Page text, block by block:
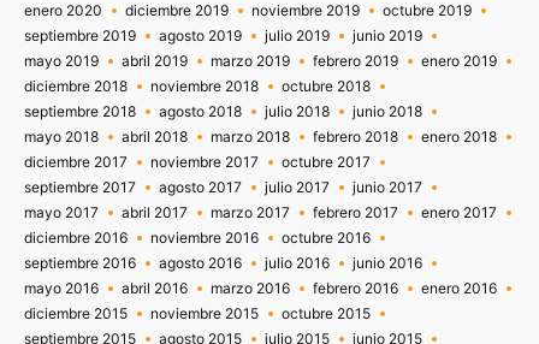
enero 2020
diciembre 2019 noviembre 2019
octubre 2019
septiembre 2019
agosto 2019 julio 2019
junio 2019
mayo 2019
abril 2019 marzo 2019 febrero 2019
enero 2019
diciembre 2018
noviembre 2018
octubre 2018
septiembre 2018
agosto 2018 julio 2018
junio 2018
mayo 2018
abril 2018 marzo 2018 febrero 2018
enero 2018
diciembre 2017
noviembre 2017
octubre 2017
septiembre 2017
agosto 2017 julio 2017
junio 2017
mayo 2017
abril 2017 marzo 2017 febrero 2017
enero 2017
diciembre 2016
noviembre 2016
octubre 2016
septiembre 2016
agosto 2016 julio 2016
junio 2016
mayo 2016
abril 2016 marzo 2016 febrero 2016
enero 2016
diciembre 2015
noviembre 2015
octubre 2015
septiembre 2015
agosto 2015 julio 2015
junio 2015